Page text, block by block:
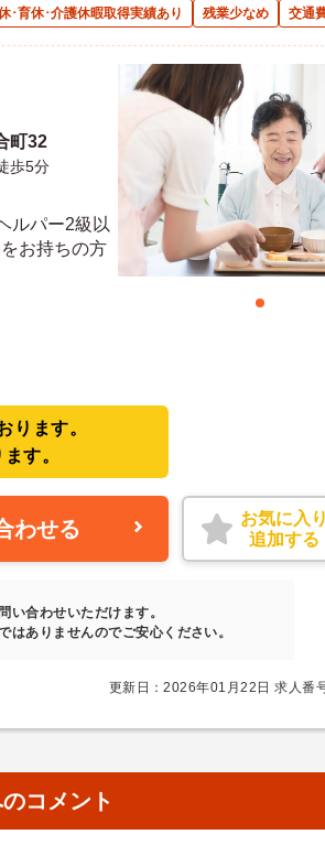
･育休･介護休暇取得実績あり 残業少なめ 交通
町32
歩5分
ルパー2級以
お持ちの方
ります。
す。
わせる
お気に入り
追加する
い合わせいただけます。
はありませんのでご安心ください。
更新日：2026年01月22日 求人番
コメント